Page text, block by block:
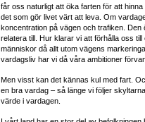
får oss naturligt att öka farten för att
det som gör livet värt att leva. Om
koncentration på vägen och trafiken.
relatera till. Hur klarar vi att förhålla oss
människor då allt utom vägens
vardagsliv har vi då våra ambitioner
Men visst kan det kännas kul med fart.
en bra vardag – så länge vi följer
värde i vardagen.